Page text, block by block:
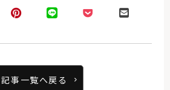
記事一覧へ戻る